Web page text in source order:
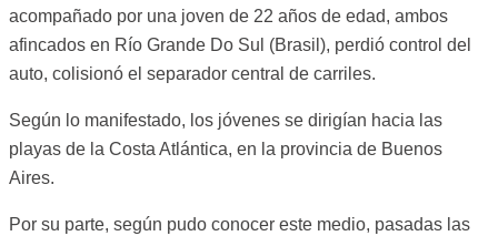
acompañado por una joven de 22 años de edad, ambos
afincados en Río Grande Do Sul (Brasil), perdió control del
auto, colisionó el separador central de carriles.
Según lo manifestado, los jóvenes se dirigían hacia las
playas de la Costa Atlántica, en la provincia de Buenos
Aires.
Por su parte, según pudo conocer este medio, pasadas las